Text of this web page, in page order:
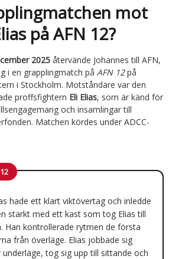
mot
på AFN 12?
2025återvände Johannes till AFN,
i en grapplingmatch på AFN 12på
i Stockholm. Motståndare var den
proffsfightern Eli Elias, som är känd för
och insamlingar till
Matchen kördes under ADCC-
hade ett klart viktövertag och inledde
starkt med ett kast som tog Elias till
Han kontrollerade rytmen de första
från överläge. Elias jobbade sig
underläge, tog sig upp till sittande och